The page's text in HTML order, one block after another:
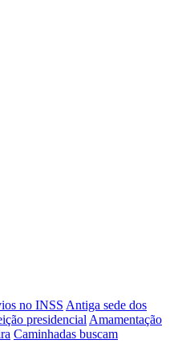
no INSS Antiga sede dos
presidencial Amamentação
Caminhadas buscam